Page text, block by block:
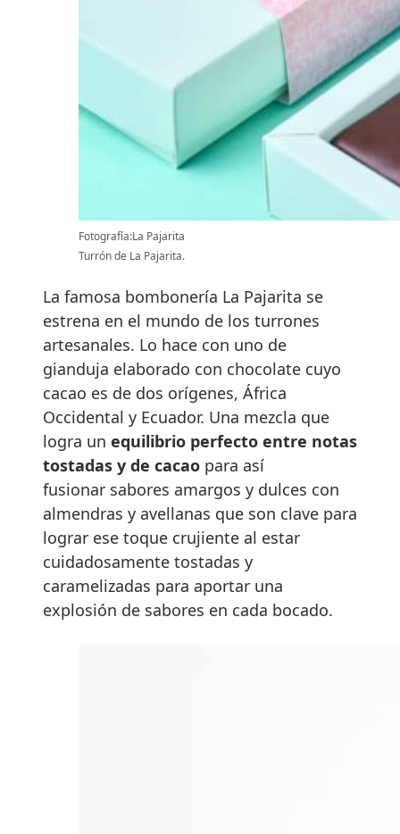
Fotografía:La Pajarita
Turrón de La Pajarita.
La famosa bombonería La Pajarita se
estrena en el mundo de los turrones
artesanales. Lo hace con uno de
gianduja elaborado con chocolate cuyo
cacao es de dos orígenes, África
Occidental y Ecuador. Una mezcla que
logra un equilibrio perfecto entre notas
tostadas y de cacao para así
fusionar sabores amargos y dulces con
almendras y avellanas que son clave para
lograr ese toque crujiente al estar
cuidadosamente tostadas y
caramelizadas para aportar una
explosión de sabores en cada bocado.